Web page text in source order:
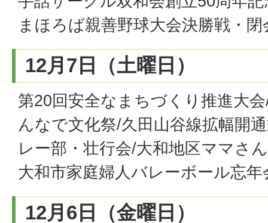
まほろば親善野球大会決勝戦・閉
12月7日（土曜日）
第20回安全なまちづくり推進大
んなで文化祭/久田山谷線拡幅開
レー部・壮行会/大和地区ママさ
大和市家庭婦人バレーボール忘年
12月6日（金曜日）